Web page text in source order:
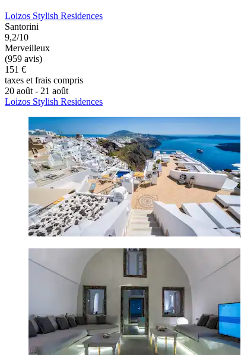
Loizos Stylish Residences
Santorini
9,2/10
Merveilleux
(959 avis)
151 €
taxes et frais compris
20 août - 21 août
Loizos Stylish Residences